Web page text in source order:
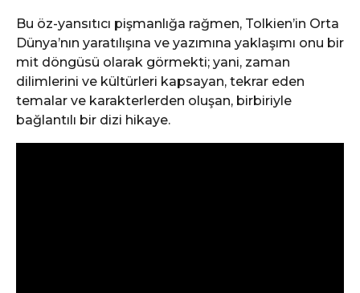
Bu öz-yansıtıcı pişmanlığa rağmen, Tolkien’in Orta
Dünya’nın yaratılışına ve yazımına yaklaşımı onu bir
mit döngüsü olarak görmekti; yani, zaman
dilimlerini ve kültürleri kapsayan, tekrar eden
temalar ve karakterlerden oluşan, birbiriyle
bağlantılı bir dizi hikaye.